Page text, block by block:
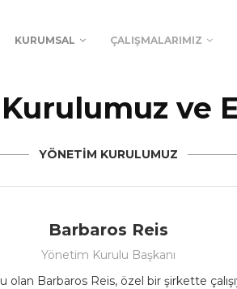
KURUMSAL ÇALIŞMALARIMIZ
ve
YÖNETİM KURULUMUZ
Barbaros Reis
Yönetim Kurulu Başkanı
Barbaros Reis, özel bir şirkette